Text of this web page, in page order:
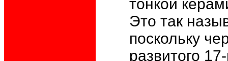
тонкой
Это так
поскольку
развитого